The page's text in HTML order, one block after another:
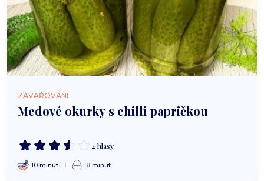
ZAVAŘOVÁNÍ
Medové okurky s chilli papričkou
4 hlasy
10 minut 8 minut